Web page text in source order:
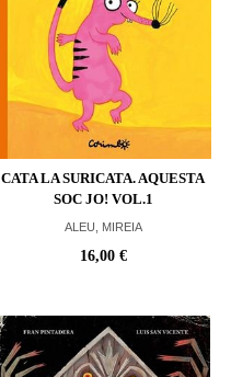
CATA LA SURICATA. AQUESTA
SOC JO! VOL.1
ALEU, MIREIA
16,00 €